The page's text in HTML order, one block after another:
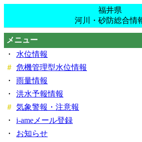
福井県
河川・砂防総合情
メニュー
・
水位情報
＃ 危機管理型水位情報
・
雨量情報
・
洪水予報情報
＃ 気象警報・注意報
・
i-ameメール登録
・
お知らせ